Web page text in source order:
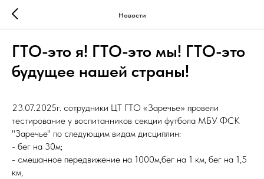
Новости
ГТО-это я! ГТО-это мы! ГТО-это
будущее нашей страны!
23.07.2025г. сотрудники ЦТ ГТО «Заречье» провели
тестирование у воспитанников секции футбола МБУ ФСК
"Заречье" по следующим видам дисциплин:
- бег на 30м;
- смешанное передвижение на 1000м,бег на 1 км, бег на 1,5
км,